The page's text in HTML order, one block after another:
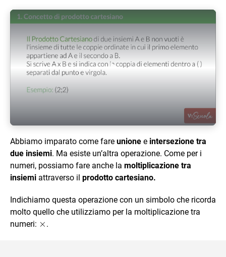
Play Video
Abbiamo imparato come fare unione e intersezione tra
due insiemi. Ma esiste un’altra operazione. Come per i
numeri, possiamo fare anche la moltiplicazione tra
insiemi attraverso il prodotto cartesiano.
Indichiamo questa operazione con un simbolo che ricorda
molto quello che utilizziamo per la moltiplicazione tra
numeri: \times
× .